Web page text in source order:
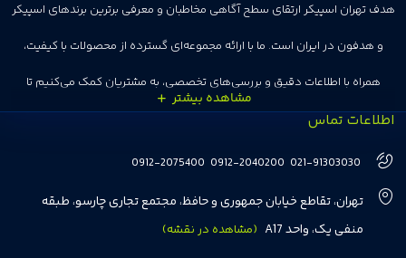
هدف تهران اسپیکر ارتقای سطح آگاهی مخاطبان و معرفی برترین برندهای اسپیکر
و هدفون در ایران است. ما با ارائه مجموعه‌ای گسترده از محصولات با کیفیت،
همراه با اطلاعات دقیق و بررسی‌های تخصصی، به مشتریان کمک می‌کنیم تا
انتخاب‌های درست و هوشمندانه‌ای داشته باشند. تهران اسپیکر با تجربه‌ای بیش از
هفت سال در این زمینه، بر ایجاد تجربه خریدی آسان، سریع و مطمئن تمرکز دارد تا
مشتریان بتوانند با خیالی آسوده از انتخاب خود لذت ببرند. ما به رضایت و اعتماد
مشتریان اهمیت می‌دهیم و همواره در تلاشیم تا بهترین‌ها را برای آن‌ها فراهم
اطلاعات تماس
021-91303030
0912-2040200
0912-2075400
تهران، تقاطع خیابان جمهوری و حافظ، مجتمع تجاری چارسو، طبقه
منفی یک، واحد A17
(مشاهده در نقشه)